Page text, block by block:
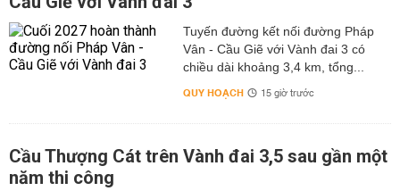
Tuyến đường kết nối đường Pháp
Vân - Cầu Giẽ với Vành đai 3 có
chiều dài khoảng 3,4 km, tổng...
QUY HOẠCH 15 giờ trước
Cầu Thượng Cát trên Vành đai 3,5 sau gần một
năm thi công